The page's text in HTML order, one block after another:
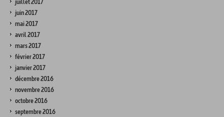
juillet 2017
juin 2017
mai 2017
avril 2017
mars 2017
février 2017
janvier 2017
décembre 2016
novembre 2016
octobre 2016
septembre 2016